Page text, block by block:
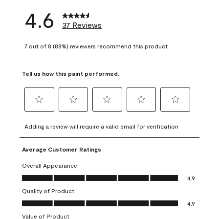
4.6 37 Reviews
7 out of 8 (88%) reviewers recommend this product
Tell us how this paint performed.
to
rate
the
item
with
1
This
action
will
to
rate
the
with
2
This
action
will
to
rate
the
item
3
action
to
rate
4
action
to
rate
5
action
Adding a review will require a valid email for verification
Average Customer Ratings
Overall Appearance
Overall Appearance, 4.9 out of 5
4.9
Quality of Product
Quality of Product, 4.9 out of 5
4.9
Value of Product